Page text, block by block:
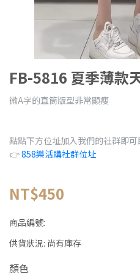
FB-5816 夏季薄款
微A字的直筒版型非常顯瘦
點點下方位址加入我們的社群即
👉858樂活購社群位址
NT$450
商品編號:
供貨狀況: 尚有庫存
顏色